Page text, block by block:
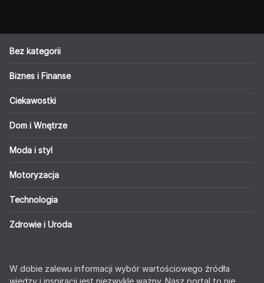
Bez kategorii
Biznes i Finanse
Ciekawostki
Dom i Wnętrze
Moda i styl
Motoryzacja
Technologia
Zdrowie i Uroda
W dobie zalewu informacji wybór wartościowego źródła
wiedzy i inspiracji jest niezwykle ważny. Nasz portal to nie